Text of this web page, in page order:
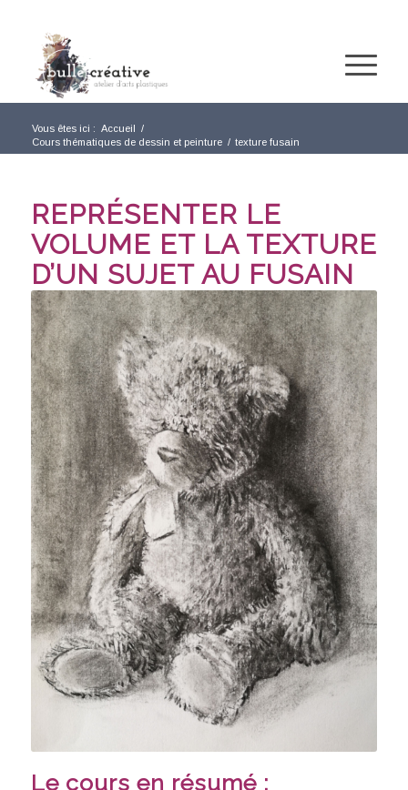
Vous êtes ici : Accueil /
Cours thématiques de dessin et peinture / texture fusain
REPRÉSENTER LE
VOLUME ET LA TEXTURE
D’UN SUJET AU FUSAIN
Le cours en résumé :